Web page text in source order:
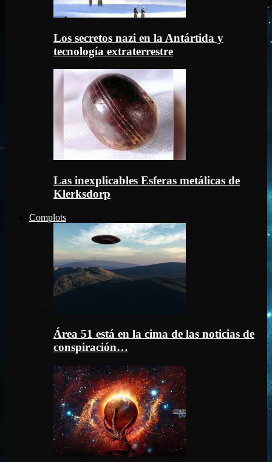
Los secretos nazi en la Antártida y
tecnología extraterrestre
Las inexplicables Esferas metálicas de
Klerksdorp
Complots
Área 51 está en la cima de las noticias de
conspiración…